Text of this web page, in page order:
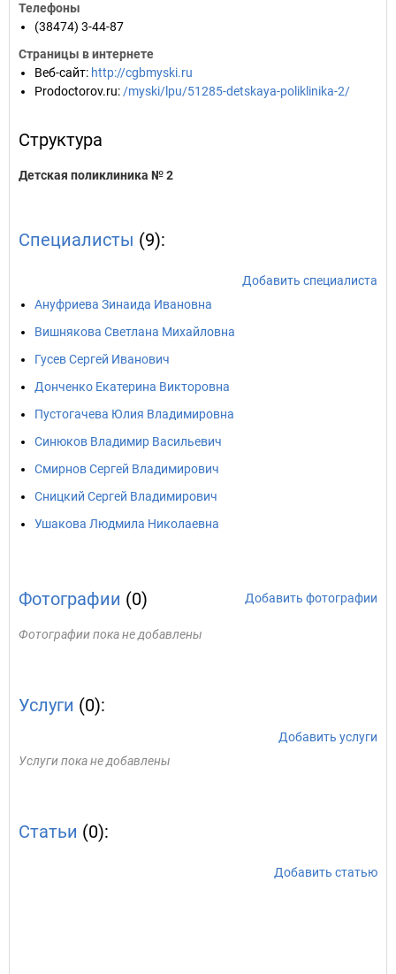
Телефоны
(38474) 3-44-87
Страницы в интернете
Веб-сайт: http://cgbmyski.ru
Prodoctorov.ru: /myski/lpu/51285-detskaya-poliklinika-2/
Структура
Детская поликлиника № 2
Специалисты (9):
Добавить специалиста
Ануфриева Зинаида Ивановна
Вишнякова Светлана Михайловна
Гусев Сергей Иванович
Донченко Екатерина Викторовна
Пустогачева Юлия Владимировна
Синюков Владимир Васильевич
Смирнов Сергей Владимирович
Сницкий Сергей Владимирович
Ушакова Людмила Николаевна
Фотографии (0) Добавить фотографии
Фотографии пока не добавлены
Услуги (0):
Добавить услуги
Услуги пока не добавлены
Статьи (0):
Добавить статью